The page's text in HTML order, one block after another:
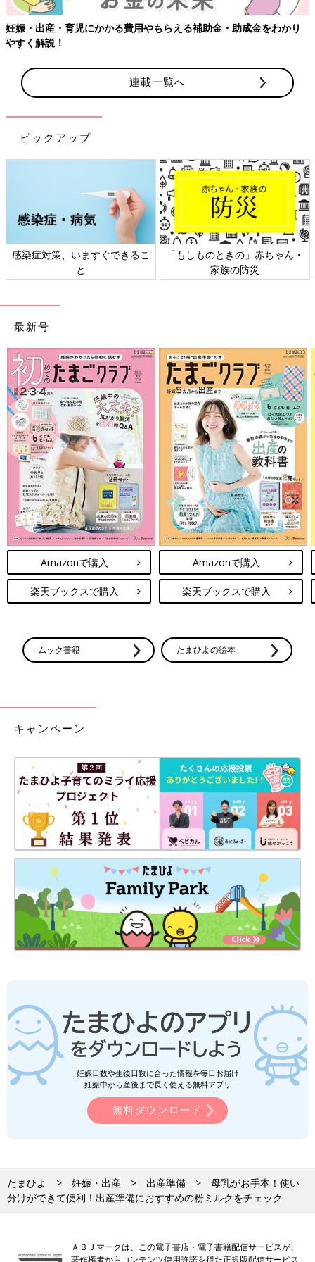
妊娠・出産・育児にかかる費用やもらえる補助金・助成金をわかり
やすく解説！
連載一覧へ
ピックアップ
感染症対策、いますぐできるこ
と
「もしものときの」赤ちゃん・
家族の防災
最新号
Amazonで購入
楽天ブックスで購入
Amazonで購入
楽天ブックスで購入
ムック書籍 たまひよの絵本
キャンペーン
妊娠日数や生後日数に合った情報を毎日お届け
妊娠中から産後まで長く使える無料アプリ
無料ダウンロード
たまひよ 妊娠・出産 出産準備
母乳がお手本！使い
分けができて便利！出産準備におすすめの粉ミルクをチェック
ＡＢＪマークは、この電子書店・電子書籍配信サービスが、